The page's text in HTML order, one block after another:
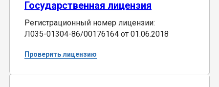
Государственная лицензия
Регистрационный номер лицензии:
Л035-01304-86/00176164 от 01.06.2018
Проверить лицензию